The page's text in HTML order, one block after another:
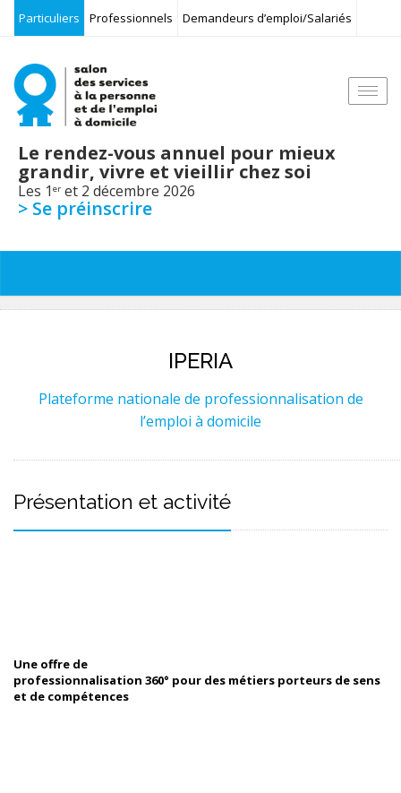
Particuliers Professionnels Demandeurs d’emploi/Salariés
Le rendez-vous annuel pour mieux
grandir, vivre et vieillir chez soi
Les 1 er et 2 décembre 2026
> Se préinscrire
IPERIA
Plateforme nationale de professionnalisation de
l’emploi à domicile
Présentation et activité
Une offre de
professionnalisation 360° pour des métiers porteurs de sens
et de compétences